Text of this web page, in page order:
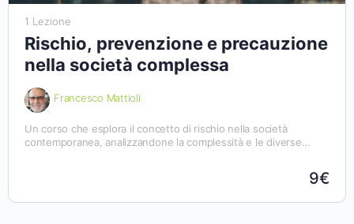
1 Lezione
Rischio, prevenzione e precauzione
nella società complessa
Francesco Mattioli
Un corso che esplora il concetto di rischio nella società
contemporanea, analizzandone la complessità e le diverse
9€